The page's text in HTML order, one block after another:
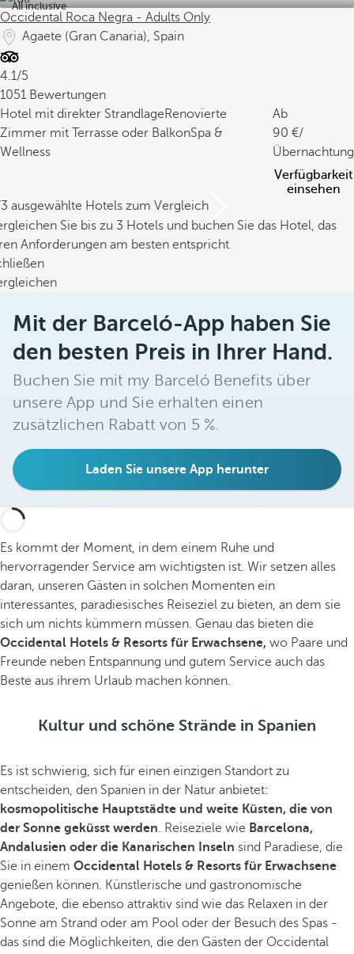
All inclusive
Occidental Roca Negra - Adults Only
Agaete (Gran Canaria), Spain
4.1/5
1051 Bewertungen
Hotel mit direkter StrandlageRenovierte
Zimmer mit Terrasse oder BalkonSpa &
Wellness
Ab
90
/
Übernachtung
Verfügbarkeit
einsehen
ausgewählte Hotels zum Vergleich
Sie bis zu 3 Hotels und buchen Sie das Hotel, das
Anforderungen am besten entspricht
Mit der Barceló-App haben Sie
den besten Preis in Ihrer Hand.
Buchen Sie mit my Barceló Benefits über
unsere App und Sie erhalten einen
zusätzlichen Rabatt von 5 %.
Laden Sie unsere App herunter
Es kommt der Moment, in dem einem Ruhe und
hervorragender Service am wichtigsten ist. Wir setzen alles
daran, unseren Gästen in solchen Momenten ein
interessantes, paradiesisches Reiseziel zu bieten, an dem sie
sich um nichts kümmern müssen. Genau das bieten die
Occidental Hotels & Resorts für Erwachsene, wo Paare und
Freunde neben Entspannung und gutem Service auch das
Beste aus ihrem Urlaub machen können.
Kultur und schöne Strände in Spanien
Es ist schwierig, sich für einen einzigen Standort zu
entscheiden, den Spanien in der Natur anbietet:
kosmopolitische Hauptstädte und weite Küsten, die von
der Sonne geküsst werden. Reiseziele wie Barcelona,
Andalusien oder die Kanarischen Inseln sind Paradiese, die
Sie in einem Occidental Hotels & Resorts für Erwachsene
genießen können. Künstlerische und gastronomische
Angebote, die ebenso attraktiv sind wie das Relaxen in der
Sonne am Strand oder am Pool oder der Besuch des Spas -
das sind die Möglichkeiten, die den Gästen der Occidental